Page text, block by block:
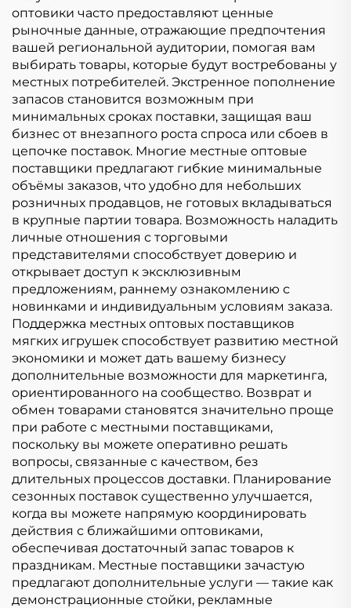
оптовики часто предоставляют ценные
рыночные данные, отражающие предпочтения
вашей региональной аудитории, помогая вам
выбирать товары, которые будут востребованы у
местных потребителей. Экстренное пополнение
запасов становится возможным при
минимальных сроках поставки, защищая ваш
бизнес от внезапного роста спроса или сбоев в
цепочке поставок. Многие местные оптовые
поставщики предлагают гибкие минимальные
объёмы заказов, что удобно для небольших
розничных продавцов, не готовых вкладываться
в крупные партии товара. Возможность наладить
личные отношения с торговыми
представителями способствует доверию и
открывает доступ к эксклюзивным
предложениям, раннему ознакомлению с
новинками и индивидуальным условиям заказа.
Поддержка местных оптовых поставщиков
мягких игрушек способствует развитию местной
экономики и может дать вашему бизнесу
дополнительные возможности для маркетинга,
ориентированного на сообщество. Возврат и
обмен товарами становятся значительно проще
при работе с местными поставщиками,
поскольку вы можете оперативно решать
вопросы, связанные с качеством, без
длительных процессов доставки. Планирование
сезонных поставок существенно улучшается,
когда вы можете напрямую координировать
действия с ближайшими оптовиками,
обеспечивая достаточный запас товаров к
праздникам. Местные поставщики зачастую
предлагают дополнительные услуги — такие как
демонстрационные стойки, рекламные